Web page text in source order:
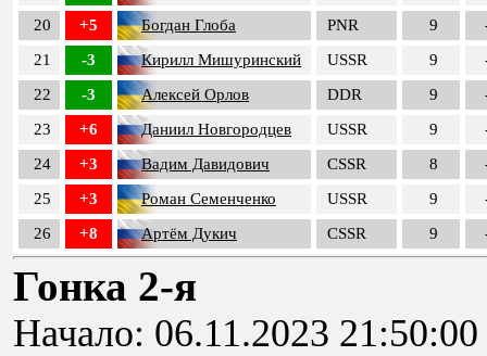
20
+5 Богдан Глоба PNR 9
21
-3 Кирилл Мишуринский USSR 9
22
-3 Алексей Орлов DDR 9
23
+6 Даниил Новгородцев USSR 9
24
+3 Вадим Давидович CSSR 8
25
+3 Роман Семенченко USSR 9
26
+8 Артём Дукич CSSR 9
Гонка 2-я
Начало: 06.11.2023 21:50:00